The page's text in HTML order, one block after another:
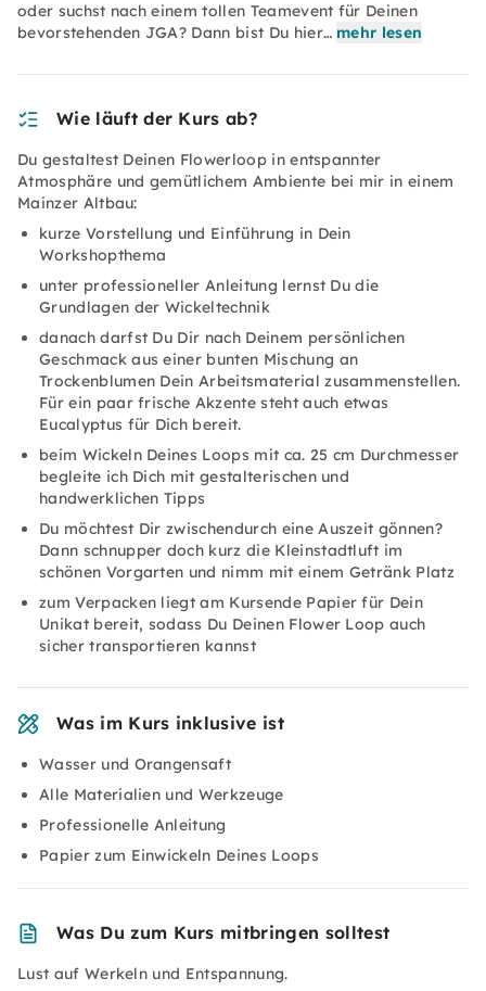
oder suchst nach einem tollen Teamevent für Deinen
bevorstehenden JGA? Dann bist Du hier… mehr lesen
Wie läuft der Kurs ab?
Du gestaltest Deinen Flowerloop in entspannter
Atmosphäre und gemütlichem Ambiente bei mir in einem
Mainzer Altbau:
kurze Vorstellung und Einführung in Dein
Workshopthema
unter professioneller Anleitung lernst Du die
Grundlagen der Wickeltechnik
danach darfst Du Dir nach Deinem persönlichen
Geschmack aus einer bunten Mischung an
Trockenblumen Dein Arbeitsmaterial zusammenstellen.
Für ein paar frische Akzente steht auch etwas
Eucalyptus für Dich bereit.
beim Wickeln Deines Loops mit ca. 25 cm Durchmesser
begleite ich Dich mit gestalterischen und
handwerklichen Tipps
Du möchtest Dir zwischendurch eine Auszeit gönnen?
Dann schnupper doch kurz die Kleinstadtluft im
schönen Vorgarten und nimm mit einem Getränk Platz
zum Verpacken liegt am Kursende Papier für Dein
Unikat bereit, sodass Du Deinen Flower Loop auch
sicher transportieren kannst
Was im Kurs inklusive ist
Wasser und Orangensaft
Alle Materialien und Werkzeuge
Professionelle Anleitung
Papier zum Einwickeln Deines Loops
Was Du zum Kurs mitbringen solltest
Lust auf Werkeln und Entspannung.